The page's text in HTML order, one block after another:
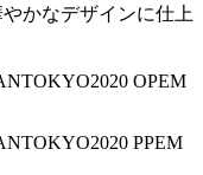
かなデザインに仕上
TOKYO2020 OPEM
TOKYO2020 PPEM